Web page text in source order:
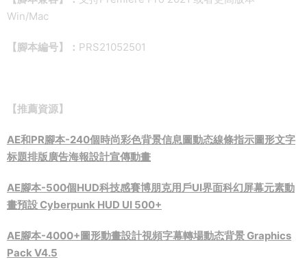
Win/Mac
【腳本編号】： PRS21052501
【推薦資源】
AE和PR腳本-240個時尚彩色背景信息圖動态線條指示圖形文字
标題排版廣告海報設計宣傳動畫
AE腳本-500個HUD科技感賽博朋克用戶UI界面科幻屏幕元素動
畫預設 Cyberpunk HUD UI 500+
AE腳本-4000+圖形動畫設計視頻字幕轉場動态背景 Graphics
Pack V4.5